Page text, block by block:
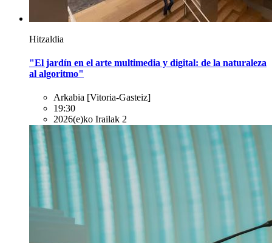
Hitzaldia
"El jardín en el arte multimedia y digital: de la naturaleza
al algoritmo"
Arkabia [Vitoria-Gasteiz]
19:30
2026(e)ko Irailak 2